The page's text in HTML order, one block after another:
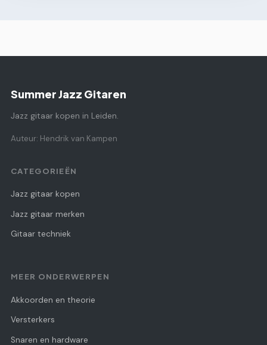
Summer Jazz Gitaren
Jazz gitaar kopen in Leiden.
Auteur: Hendrik van Kampen
CATEGORIEËN
Jazz gitaar kopen
Jazz gitaar merken
Gitaar techniek
MEER ONDERWERPEN
Akkoorden en theorie
Versterkers
Snaren en hardware